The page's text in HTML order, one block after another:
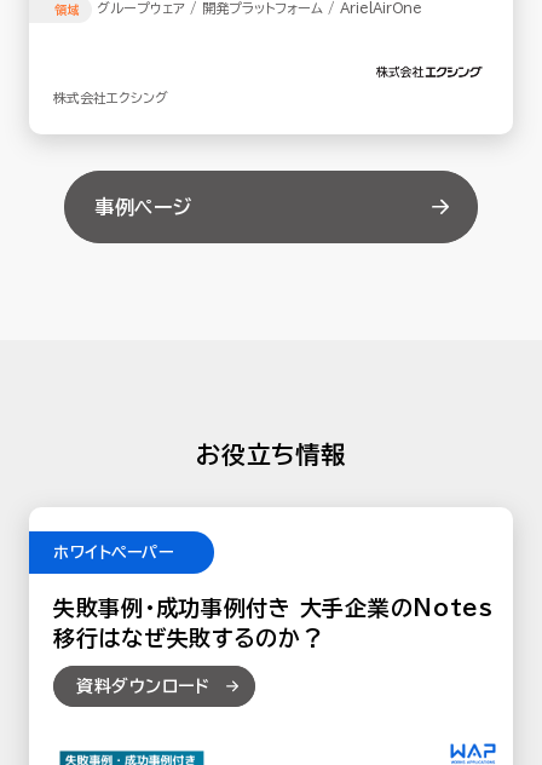
領域 グループウェア / 開発プラットフォーム / ArielAirOne
株式会社エクシング
事例ページ
お役立ち情報
ホワイトペーパー
失敗事例・成功事例付き 大手企業のNotes
移行はなぜ失敗するのか？
資料ダウンロード